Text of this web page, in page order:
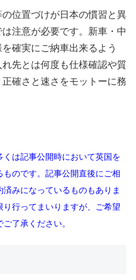
位置づけが日本の慣習と異
注意が必要です。新車・中
確実にご納車出来るよう
先とは何度も仕様確認や質
確さと速さをモットーに務
は記事公開時において英国を
のです。記事公開直後にご相
みになっているものもありま
行ってまいりますが、ご希望
了承ください。